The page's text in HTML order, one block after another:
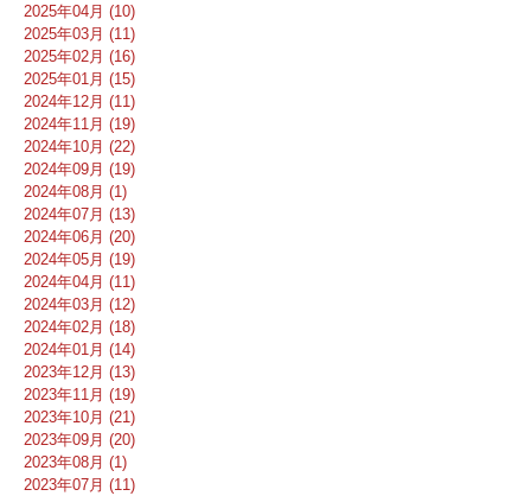
2025年04月 (10)
2025年03月 (11)
2025年02月 (16)
2025年01月 (15)
2024年12月 (11)
2024年11月 (19)
2024年10月 (22)
2024年09月 (19)
2024年08月 (1)
2024年07月 (13)
2024年06月 (20)
2024年05月 (19)
2024年04月 (11)
2024年03月 (12)
2024年02月 (18)
2024年01月 (14)
2023年12月 (13)
2023年11月 (19)
2023年10月 (21)
2023年09月 (20)
2023年08月 (1)
2023年07月 (11)